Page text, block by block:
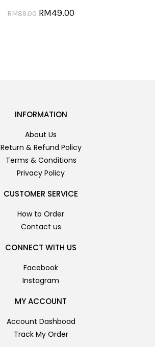
RM89.00 RM49.00
INFORMATION
About Us
Return & Refund Policy
Terms & Conditions
Privacy Policy
CUSTOMER SERVICE
How to Order
Contact us
CONNECT WITH US
Facebook
Instagram
MY ACCOUNT
Account Dashboad
Track My Order